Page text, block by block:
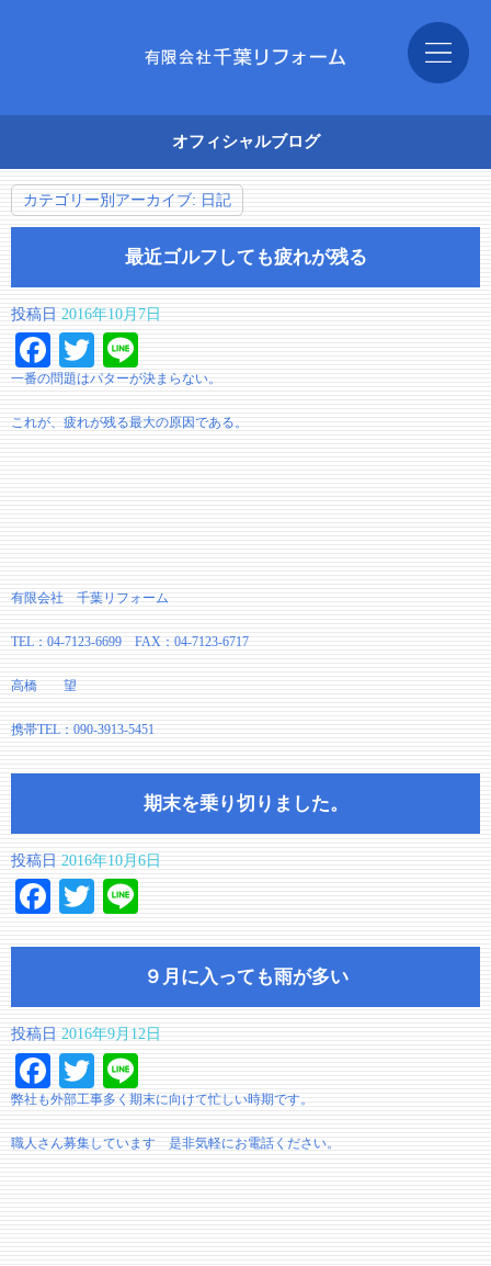
オフィシャルブログ
カテゴリー別アーカイブ: 日記
最近ゴルフしても疲れが残る
投稿日 2016年10月7日
Facebook
Twitter
一番の問題はパターが決まらない。
これが、疲れが残る最大の原因である。
有限会社 千葉リフォーム
TEL：04-7123-6699 FAX：04-7123-6717
高橋 望
携帯TEL：090-3913-5451
期末を乗り切りました。
投稿日 2016年10月6日
Facebook
Twitter
９月に入っても雨が多い
投稿日 2016年9月12日
Facebook
Twitter
弊社も外部工事多く期末に向けて忙しい時期です。
職人さん募集しています 是非気軽にお電話ください。